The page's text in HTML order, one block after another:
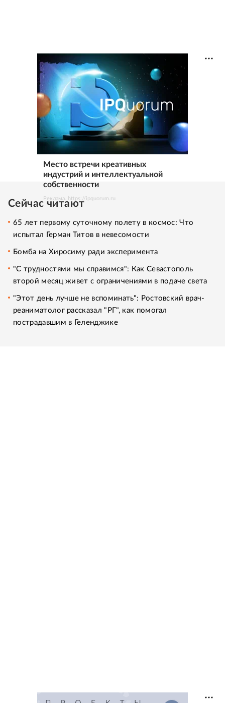
Место встречи креативных
индустрий и интеллектуальной
собственности
Реклама. https://ipquorum.ru
Сейчас читают
65 лет первому суточному полету в космос: Что
испытал Герман Титов в невесомости
Бомба на Хиросиму ради эксперимента
"С трудностями мы справимся": Как Севастополь
второй месяц живет с ограничениями в подаче света
"Этот день лучше не вспоминать": Ростовский врач-
реаниматолог рассказал "РГ", как помогал
пострадавшим в Геленджике